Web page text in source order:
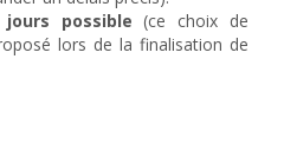
possible (ce choix de
lors de la finalisation de